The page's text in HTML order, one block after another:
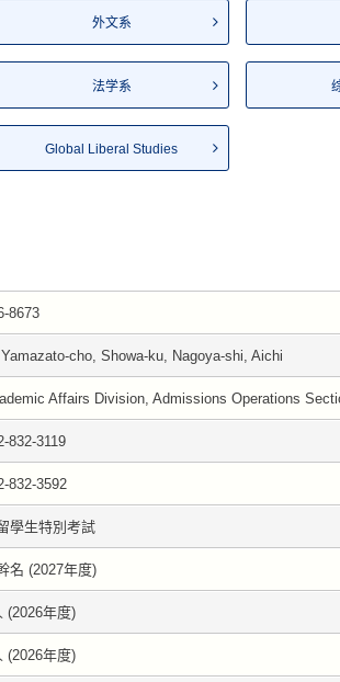
外文系
法学系
Global Liberal Studies
8673
cho, Showa-ku, Nagoya-shi, Aichi
Affairs Division, Admissions Operations
832-3119
832-3592
學生特別考試
名 (2027年度)
(2026年度)
(2026年度)